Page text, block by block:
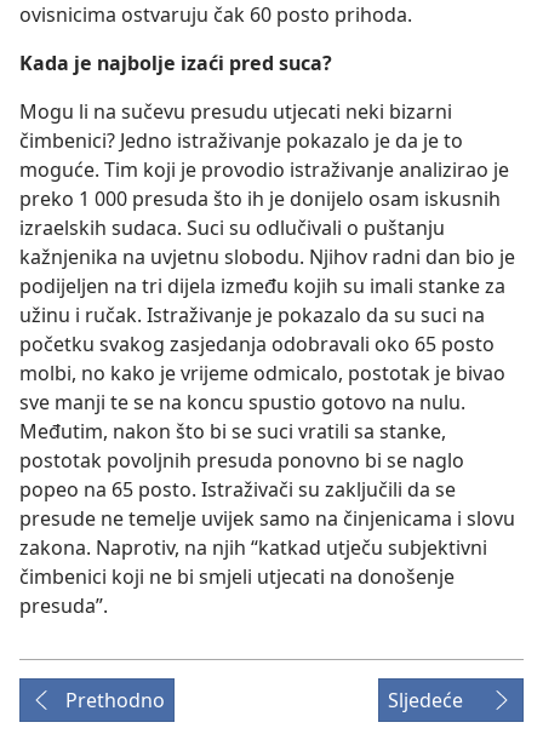
ovisnicima ostvaruju čak 60 posto prihoda.
Kada je najbolje izaći pred suca?
Mogu li na sučevu presudu utjecati neki bizarni
čimbenici? Jedno istraživanje pokazalo je da je to
moguće. Tim koji je provodio istraživanje analizirao je
preko 1 000 presuda što ih je donijelo osam iskusnih
izraelskih sudaca. Suci su odlučivali o puštanju
kažnjenika na uvjetnu slobodu. Njihov radni dan bio je
podijeljen na tri dijela između kojih su imali stanke za
užinu i ručak. Istraživanje je pokazalo da su suci na
početku svakog zasjedanja odobravali oko 65 posto
molbi, no kako je vrijeme odmicalo, postotak je bivao
sve manji te se na koncu spustio gotovo na nulu.
Međutim, nakon što bi se suci vratili sa stanke,
postotak povoljnih presuda ponovno bi se naglo
popeo na 65 posto. Istraživači su zaključili da se
presude ne temelje uvijek samo na činjenicama i slovu
zakona. Naprotiv, na njih “katkad utječu subjektivni
čimbenici koji ne bi smjeli utjecati na donošenje
presuda”.
Prethodno Sljedeće